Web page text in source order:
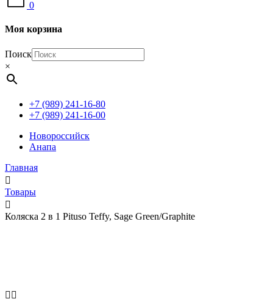
0
Моя корзина
Поиск
×
+7 (989) 241-16-80
+7 (989) 241-16-00
Новороссийск
Анапа
Главная
Товары
Коляска 2 в 1 Pituso Teffy, Sage Green/Graphite